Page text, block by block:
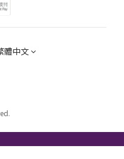
體中文